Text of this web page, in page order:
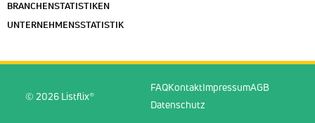
BRANCHENSTATISTIKEN
UNTERNEHMENSSTATISTIK
© 2026 Listflix®
FAQKontaktImpressumAGB
Datenschutz